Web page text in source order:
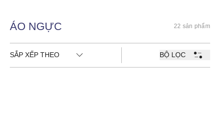
ÁO NGỰC 22 sản phẩm
SẮP XẾP THEO BỘ LỌC